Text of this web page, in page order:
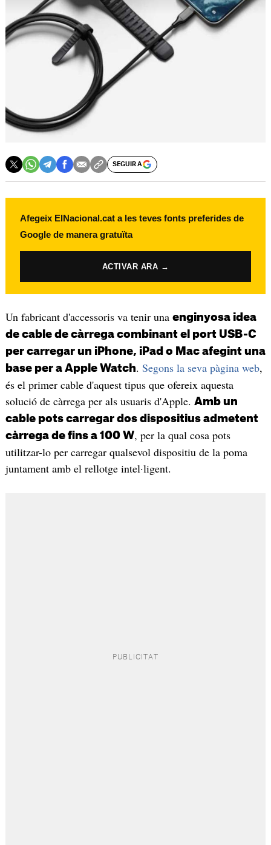
SEGUIR A
Afegeix ElNacional.cat a les teves fonts preferides de
Google de manera gratuïta
ACTIVAR ARA →
Un fabricant d'accessoris va tenir una enginyosa idea
de cable de càrrega combinant el port USB-C
per carregar un iPhone, iPad o Mac afegint una
base per a Apple Watch. Segons la seva pàgina web,
és el primer cable d'aquest tipus que ofereix aquesta
solució de càrrega per als usuaris d'Apple. Amb un
cable pots carregar dos dispositius admetent
càrrega de fins a 100 W, per la qual cosa pots
utilitzar-lo per carregar qualsevol dispositiu de la poma
juntament amb el rellotge intel·ligent.